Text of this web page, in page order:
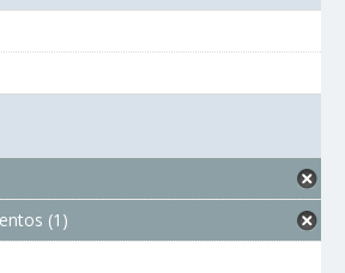
(1)